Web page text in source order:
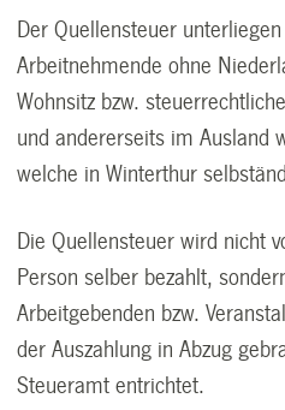
Der Quellensteuer
Arbeitnehmende ohne
Wohnsitz bzw.
und andererseits im Ausland
welche in Winterthur
Die Quellensteuer wird nicht
Person selber bezahlt,
Arbeitgebenden bzw.
der Auszahlung in Abzug
Steueramt entrichtet.